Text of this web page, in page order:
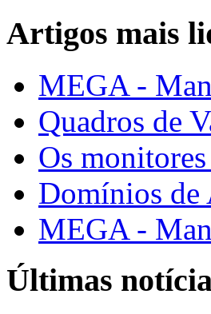
Artigos mais
MEGA -
Quadros de
Os
Domínios de
MEGA -
Últimas